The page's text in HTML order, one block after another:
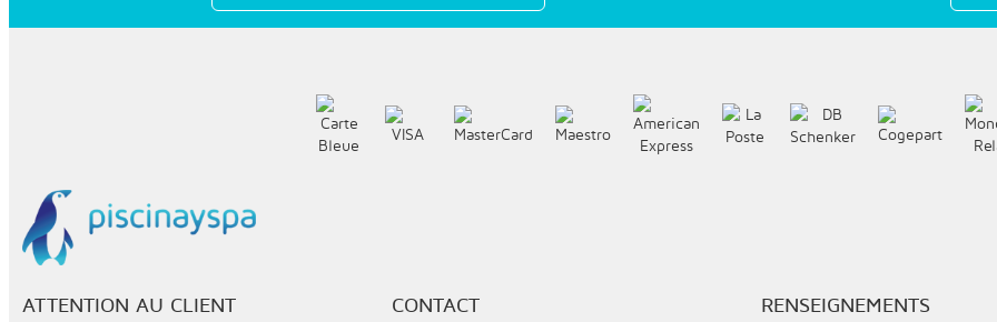
ATTENTION AU CLIENT CONTACT RENSEIGNEMENTS